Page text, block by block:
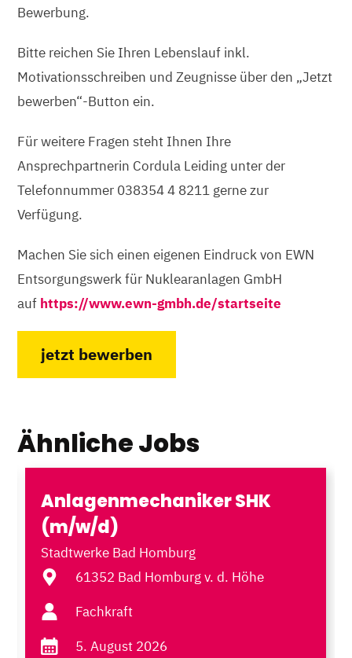
Bewerbung.
Bitte reichen Sie Ihren Lebenslauf inkl.
Motivationsschreiben und Zeugnisse über den „Jetzt
bewerben“-Button ein.
Für weitere Fragen steht Ihnen Ihre
Ansprechpartnerin Cordula Leiding unter der
Telefonnummer 038354 4 8211 gerne zur
Verfügung.
Machen Sie sich einen eigenen Eindruck von EWN
Entsorgungswerk für Nuklearanlagen GmbH
auf https://www.ewn-gmbh.de/startseite
jetzt bewerben
Ähnliche Jobs
Anlagenmechaniker SHK
(m/w/d)
Stadtwerke Bad Homburg
61352 Bad Homburg v. d. Höhe
Fachkraft
5. August 2026